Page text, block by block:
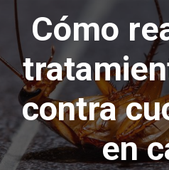
Cómo
contra
en